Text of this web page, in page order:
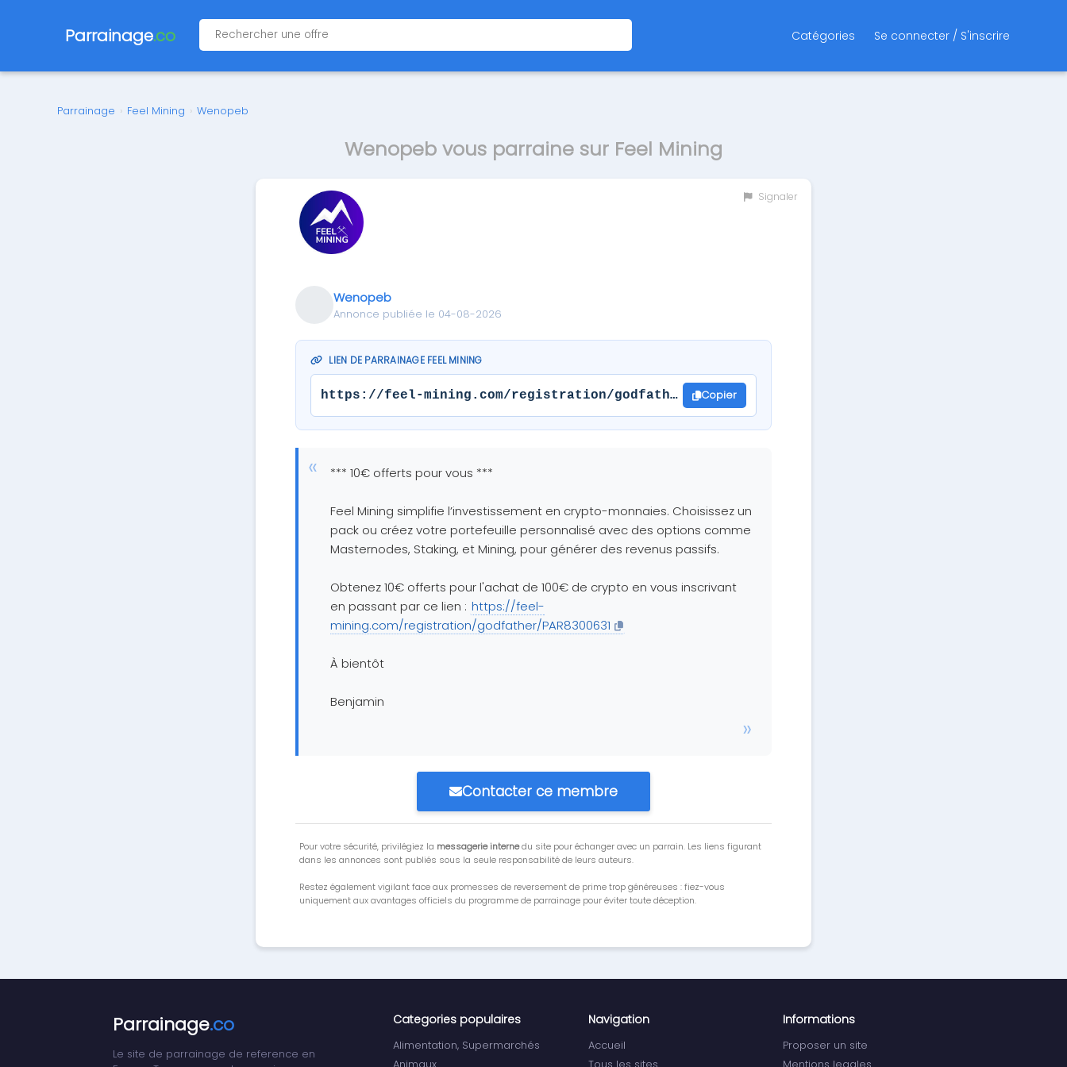
Parrainage.co Catégories Se connecter / S'inscrire
Parrainage › Feel Mining › Wenopeb
Wenopeb vous parraine sur Feel Mining
Signaler
Wenopeb
Annonce publiée le 04-08-2026
LIEN DE PARRAINAGE FEEL MINING
https://feel-mining.com/registration/godfather/PAR8300631
Copier
*** 10€ offerts pour vous ***
Feel Mining simplifie l’investissement en crypto-monnaies. Choisissez un
pack ou créez votre portefeuille personnalisé avec des options comme
Masternodes, Staking, et Mining, pour générer des revenus passifs.
Obtenez 10€ offerts pour l'achat de 100€ de crypto en vous inscrivant
en passant par ce lien : https://feel-
mining.com/registration/godfather/PAR8300631
À bientôt
Benjamin
Contacter ce membre
Pour votre sécurité, privilégiez la messagerie internedu site pour échanger avec un parrain. Les liens figurant
dans les annonces sont publiés sous la seule responsabilité de leurs auteurs.
Restez également vigilant face aux promesses de reversement de prime trop généreuses : fiez-vous
uniquement aux avantages officiels du programme de parrainage pour éviter toute déception.
Parrainage.co
Le site de parrainage de reference en
Categories populaires
Alimentation, Supermarchés
Navigation
Accueil
Informations
Proposer un site